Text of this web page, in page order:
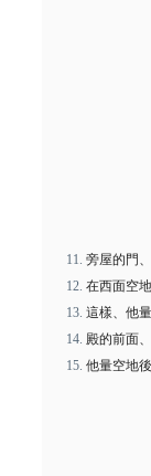
旁屋的門
在西面空
這樣、他
殿的前面
他量空地